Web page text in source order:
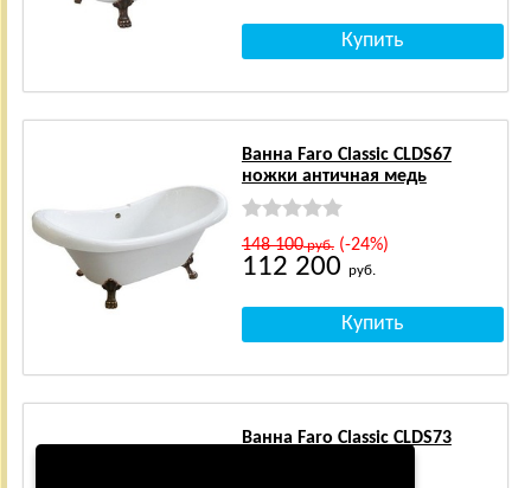
Ванна Faro Classic CLDS67
ножки античная медь
148 100руб.(-24%)
112 200 руб.
Ванна Faro Classic CLDS73